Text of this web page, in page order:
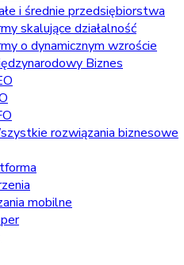
i średnie przedsiębiorstwa
skalujące działalność
o dynamicznym wzroście
Biznes
rozwiązania biznesowe
mobilne